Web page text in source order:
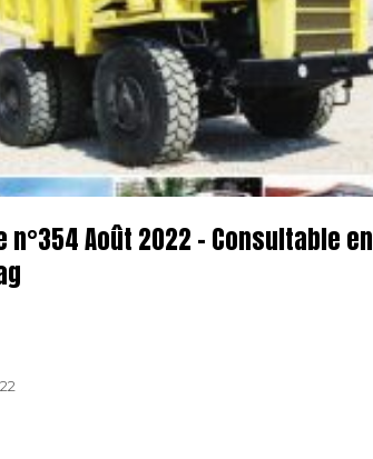
n°354 Août 2022 – Consultable en